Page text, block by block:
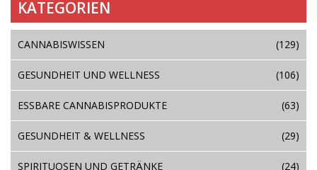
KATEGORIEN
CANNABISWISSEN (129)
GESUNDHEIT UND WELLNESS (106)
ESSBARE CANNABISPRODUKTE (63)
GESUNDHEIT & WELLNESS (29)
SPIRITUOSEN UND GETRÄNKE (24)